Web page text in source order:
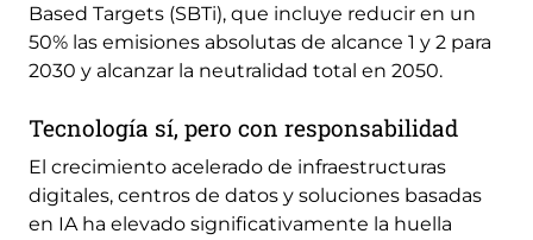
Based Targets (SBTi), que incluye reducir en un
50% las emisiones absolutas de alcance 1 y 2 para
2030 y alcanzar la neutralidad total en 2050.
Tecnología sí, pero con responsabilidad
El crecimiento acelerado de infraestructuras
digitales, centros de datos y soluciones basadas
en IA ha elevado significativamente la huella